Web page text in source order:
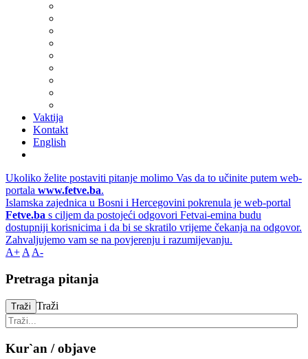
Vaktija
Kontakt
English
Ukoliko želite postaviti pitanje molimo Vas da to učinite putem web-
portala www.fetve.ba.
Islamska zajednica u Bosni i Hercegovini pokrenula je web-portal
Fetve.ba s ciljem da postojeći odgovori Fetvai-emina budu
dostupniji korisnicima i da bi se skratilo vrijeme čekanja na odgovor.
Zahvaljujemo vam se na povjerenju i razumijevanju.
A+ A A-
Pretraga pitanja
Traži Traži
Kur`an / objave